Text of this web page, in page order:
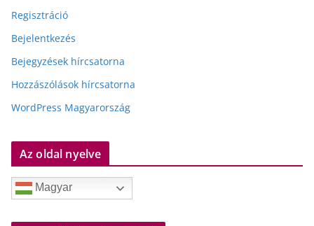
Regisztráció
Bejelentkezés
Bejegyzések hírcsatorna
Hozzászólások hírcsatorna
WordPress Magyarország
Az oldal nyelve
Magyar